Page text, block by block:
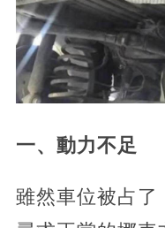
一、動力不足
雖然車位被占了